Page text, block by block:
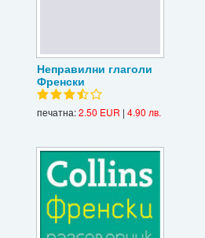
Неправилни глаголи
Френски
печатна:2.50 EUR | 4.90 лв.